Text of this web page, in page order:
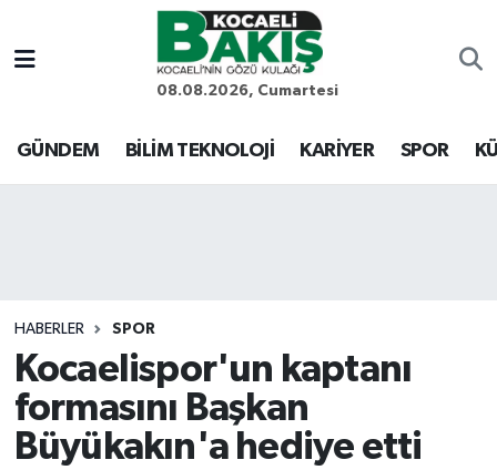
08.08.2026, Cumartesi
GÜNDEM BİLİM TEKNOLOJİ KARİYER SPOR
HABERLER SPOR
Kocaelispor'un kaptanı
formasını Başkan
Büyükakın'a hediye etti
Kocaeli Nöbetçi Eczaneler
Kocaeli Hava Durumu
Son Dakika Haberleri
Haber Arşivi